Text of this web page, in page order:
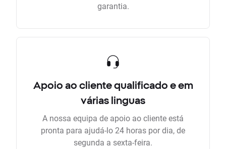
garantia.
Apoio ao cliente qualificado e em
várias linguas
A nossa equipa de apoio ao cliente está
pronta para ajudá-lo 24 horas por dia, de
segunda a sexta-feira.